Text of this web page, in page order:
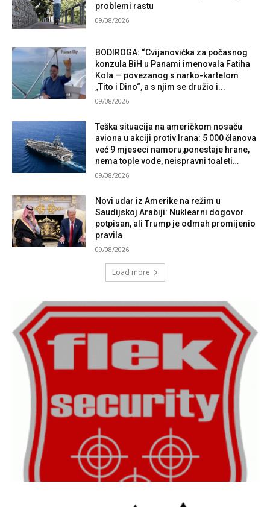
problemi rastu
09/08/2026
BODIROGA: “Cvijanovićka za počasnog
konzula BiH u Panami imenovala Fatiha
Kola — povezanog s narko-kartelom
„Tito i Dino“, a s njim se družio i...
09/08/2026
Teška situacija na američkom nosaču
aviona u akciji protiv Irana: 5 000 članova
već 9 mjeseci namoru,ponestaje hrane,
nema tople vode, neispravni toaleti…
09/08/2026
Novi udar iz Amerike na režim u
Saudijskoj Arabiji: Nuklearni dogovor
potpisan, ali Trump je odmah promijenio
pravila
09/08/2026
Load more